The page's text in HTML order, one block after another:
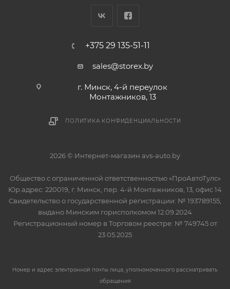
+375 29 135-51-11
sales@storex.by
г. Минск, 4-й переулок
Монтажников, 13
ПОЛИТИКА КОНФИДЕНЦИАЛЬНОСТИ
2026 © Интернет-магазин avs-auto.by
Общество с ограниченной ответственностью «ПроАвтоТулс»
Юр.адрес: 220019, г. Минск, пер. 4-й Монтажников, 13, офис 14
Свидетельство о государственной регистрации: № 193789155,
выдано Минским горисполкомом 12.09.2024
Регистрационный номер в Торговом реестре: № 749745 от
23.05.2025
Номер и адрес электронной почты лица, уполномоченного рассматривать
обращения